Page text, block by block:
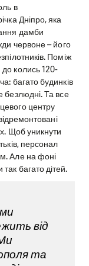
в
Дніпро, яка
дамби
червоне – його
Поміж
колись 120-
багато будинків
безлюдні. Та все
центру
Щоб уникнути
персонал
Але на фоні
багато дітей.
від
та